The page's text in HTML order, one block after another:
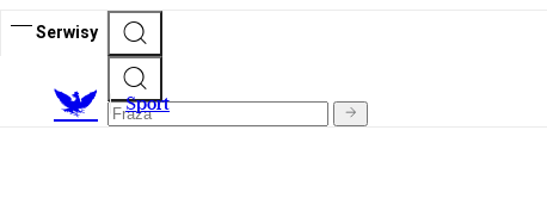
Serwisy
Sport